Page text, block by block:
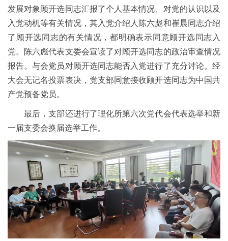
发展对象顾开选同志汇报了个人基本情况、对党的认识以及
入党动机等有关情况，其入党介绍人陈六彪和崔晨同志介绍
了顾开选同志的有关情况，都明确表示同意顾开选同志入
党。陈六彪代表支委会宣读了对顾开选同志的政治审查情况
报告。与会党员对顾开选同志能否入党进行了充分讨论。经
大会无记名投票表决，党支部同意接收顾开选同志为中国共
产党预备党员。
最后，支部还进行了理化所第六次党代会代表选举和新
一届支委会换届选举工作。